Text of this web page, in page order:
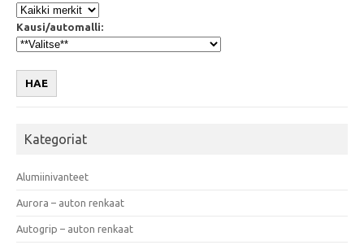
Kausi/automalli:
HAE
Kategoriat
Alumiinivanteet
Aurora – auton renkaat
Autogrip – auton renkaat